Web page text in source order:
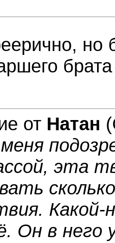
но
от Натан
эта
Какой-
Он в